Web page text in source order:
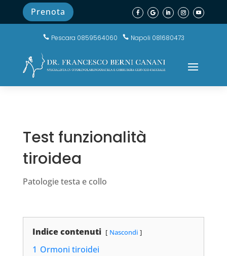
Prenota
 Pescara 0859564060  Napoli 081680473
Test funzionalità
tiroidea
Patologie testa e collo
Indice contenuti Nascondi
1 Ormoni tiroidei